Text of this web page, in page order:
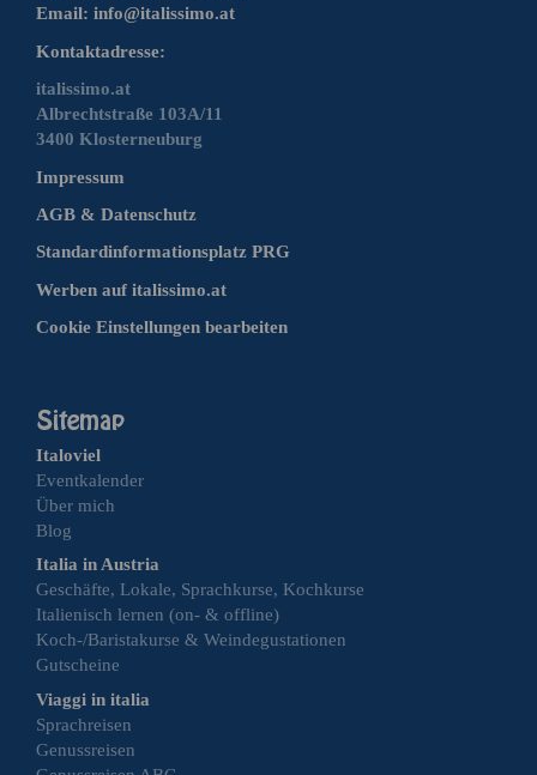
Email: info@italissimo.at
Kontaktadresse:
italissimo.at
Albrechtstraße 103A/11
3400 Klosterneuburg
Impressum
AGB & Datenschutz
Standardinformationsplatz PRG
Werben auf italissimo.at
Cookie Einstellungen bearbeiten
Italoviel
Eventkalender
Über mich
Blog
Italia in Austria
Geschäfte, Lokale, Sprachkurse, Kochkurse
Italienisch lernen (on- & offline)
Koch-/Baristakurse & Weindegustationen
Gutscheine
Viaggi in italia
Sprachreisen
Genussreisen